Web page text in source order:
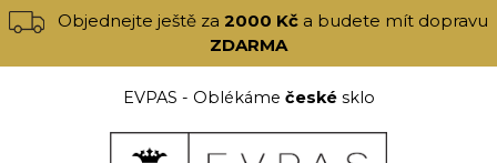
Objednejte ještě za2000 Kč a budete mít dopravu
ZDARMA
EVPAS - Oblékáme českésklo